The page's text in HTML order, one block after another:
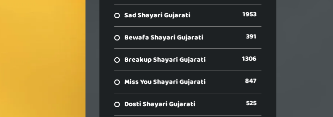
Sad Shayari Gujarati 1953
Bewafa Shayari Gujarati 391
Breakup Shayari Gujarati 1306
Miss You Shayari Gujarati 847
Dosti Shayari Gujarati 525